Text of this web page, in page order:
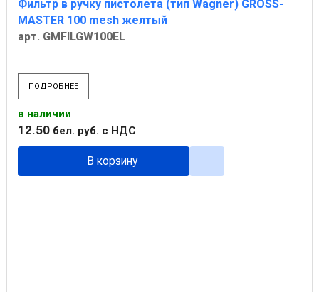
Фильтр в ручку пистолета (тип Wagner) GROSS-
MASTER 100 mesh желтый
арт. GMFILGW100EL
ПОДРОБНЕЕ
в наличии
12.50 бел. руб. с НДС
В корзину